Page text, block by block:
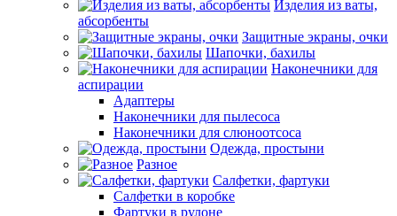
Изделия из ваты,
абсорбенты
Защитные экраны, очки
Шапочки, бахилы
Наконечники для
аспирации
Адаптеры
Наконечники для пылесоса
Наконечники для слюноотсоса
Одежда, простыни
Разное
Салфетки, фартуки
Салфетки в коробке
Фартуки в рулоне